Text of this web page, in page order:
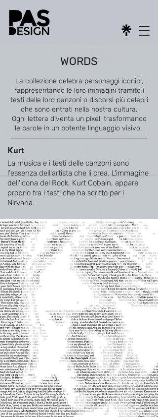
WORDS
La collezione celebra personaggi iconici,
rappresentando le loro immagini tramite i
testi delle loro canzoni o discorsi più celebri
che sono entrati nella nostra cultura.
Ogni lettera diventa un pixel, trasformando
le parole in un potente linguaggio visivo.
Kurt
La musica e i testi delle canzoni sono
l'essenza dell'artista che li crea. L'immagine
dell'icona del Rock, Kurt Cobain, appare
proprio tra i testi che ha scritto per i
Nirvana.